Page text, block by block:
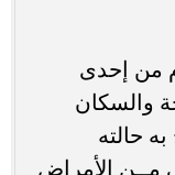
من إحدى
والسكان
حالته
مــن الأمراض